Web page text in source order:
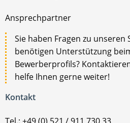
Ansprechpartner
Sie haben Fragen zu unseren
benötigen Unterstützung
Bewerberprofils?
helfe Ihnen gerne weiter!
Kontakt